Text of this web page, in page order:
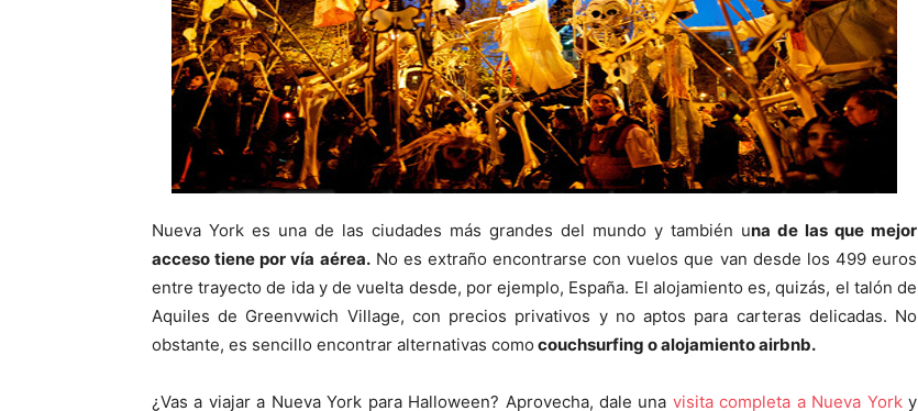
Nueva York es una de las ciudades más grandes del mundo y también una de las que mejor
acceso tiene por vía aérea.No es extraño encontrarse con vuelos que van desde los 499 euros
entre trayecto de ida y de vuelta desde, por ejemplo, España. El alojamiento es, quizás, el talón de
Aquiles de Greenvwich Village, con precios privativos y no aptos para carteras delicadas. No
obstante, es sencillo encontrar alternativas como couchsurfing o alojamiento airbnb.
¿Vas a viajar a Nueva York para Halloween? Aprovecha, dale una visita completa a Nueva Yorky